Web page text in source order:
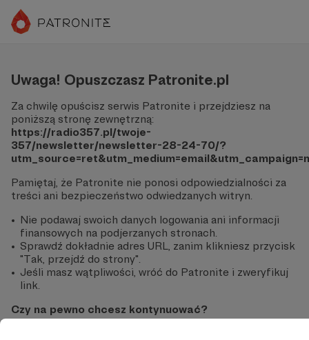
Uwaga! Opuszczasz Patronite.pl
Za chwilę opuścisz serwis Patronite i przejdziesz na
poniższą stronę zewnętrzną:
https://radio357.pl/twoje-
357/newsletter/newsletter-28-24-70/?
Pamiętaj, że Patronite nie ponosi odpowiedzialności za
treści ani bezpieczeństwo odwiedzanych witryn.
Nie podawaj swoich danych logowania ani informacji
finansowych na podjerzanych stronach.
Sprawdź dokładnie adres URL, zanim klikniesz przycisk
"Tak, przejdź do strony".
Jeśli masz wątpliwości, wróć do Patronite i zweryfikuj
link.
Czy na pewno chcesz kontynuować?